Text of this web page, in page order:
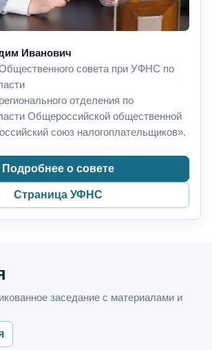
Иванович
совета при УФНС по
отделения по
Общероссийской общественной
союз налогоплательщиков».
Подробнее о совете
Страница УФНС
заседание с материалами и